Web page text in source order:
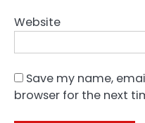
Website
Save my name,
browser for the next